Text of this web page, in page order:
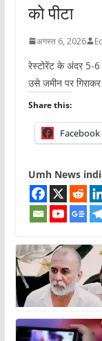
को पीटा
अगस्त 6, 2026
रेस्टोरेंट के अंदर 5-
उसे जमीन पर
Share this:
Facebook
Umh News